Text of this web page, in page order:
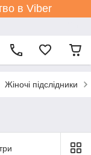
в Viber
Жіночі підслідники